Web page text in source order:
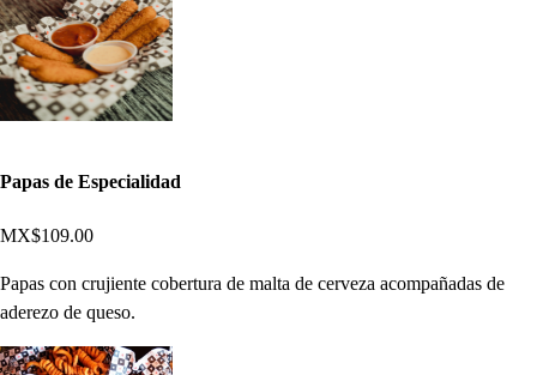
Papas de Especialidad
MX$109.00
Papas con crujiente cobertura de malta de cerveza acompañadas de
aderezo de queso.